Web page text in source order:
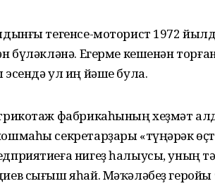
тегенсе-моторист 1972
бүләкләнә. Егерме кешенән
эсендә ул иң йәше була.
фабрикаһының хеҙмәт
секретарҙары «түңәрәк
нигеҙ һалыусы, уның
сығыш яһай. Мәҡәләбеҙ геройы